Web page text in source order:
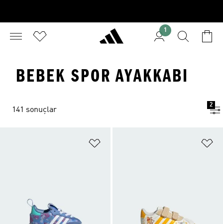
1
BEBEK SPOR AYAKKABI
141 sonuçlar
2